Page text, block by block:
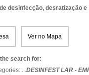
desinfecção, desratização e
Ver no Mapa
search for:
...DESINFEST LAR -